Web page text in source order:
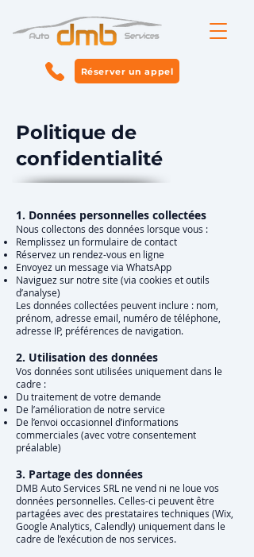
Réserver un appel
Politique de
confidentialité
1. Données personnelles collectées
Nous collectons des données lorsque vous :
Remplissez un formulaire de contact
Réservez un rendez-vous en ligne
Envoyez un message via WhatsApp
Naviguez sur notre site (via cookies et outils
d’analyse)
Les données collectées peuvent inclure : nom,
prénom, adresse email, numéro de téléphone,
adresse IP, préférences de navigation.
2. Utilisation des données
Vos données sont utilisées uniquement dans le
cadre :
Du traitement de votre demande
De l’amélioration de notre service
De l’envoi occasionnel d’informations
commerciales (avec votre consentement
préalable)
3. Partage des données
DMB Auto Services SRL ne vend ni ne loue vos
données personnelles. Celles-ci peuvent être
partagées avec des prestataires techniques (Wix,
Google Analytics, Calendly) uniquement dans le
cadre de l’exécution de nos services.